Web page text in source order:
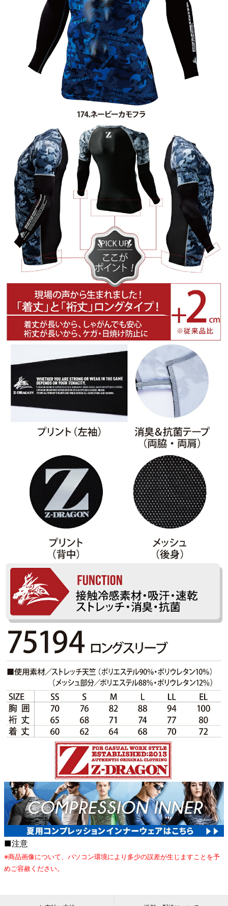
■注意
※商品画像について、パソコン環境により多少の誤差が生じますことを予
めご容赦ください。